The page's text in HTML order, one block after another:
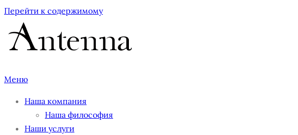
Перейти к содержимому
Меню
Наша компания
Наша философия
Наши услуги